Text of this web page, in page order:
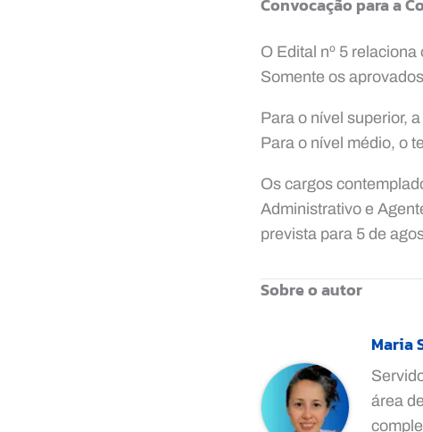
O Edital nº 5
Somente os
Para o nível superior,
Para o nível médio, o
Os cargos
Administrativo e
prevista para 5 de
Sobre o autor
Maria
área